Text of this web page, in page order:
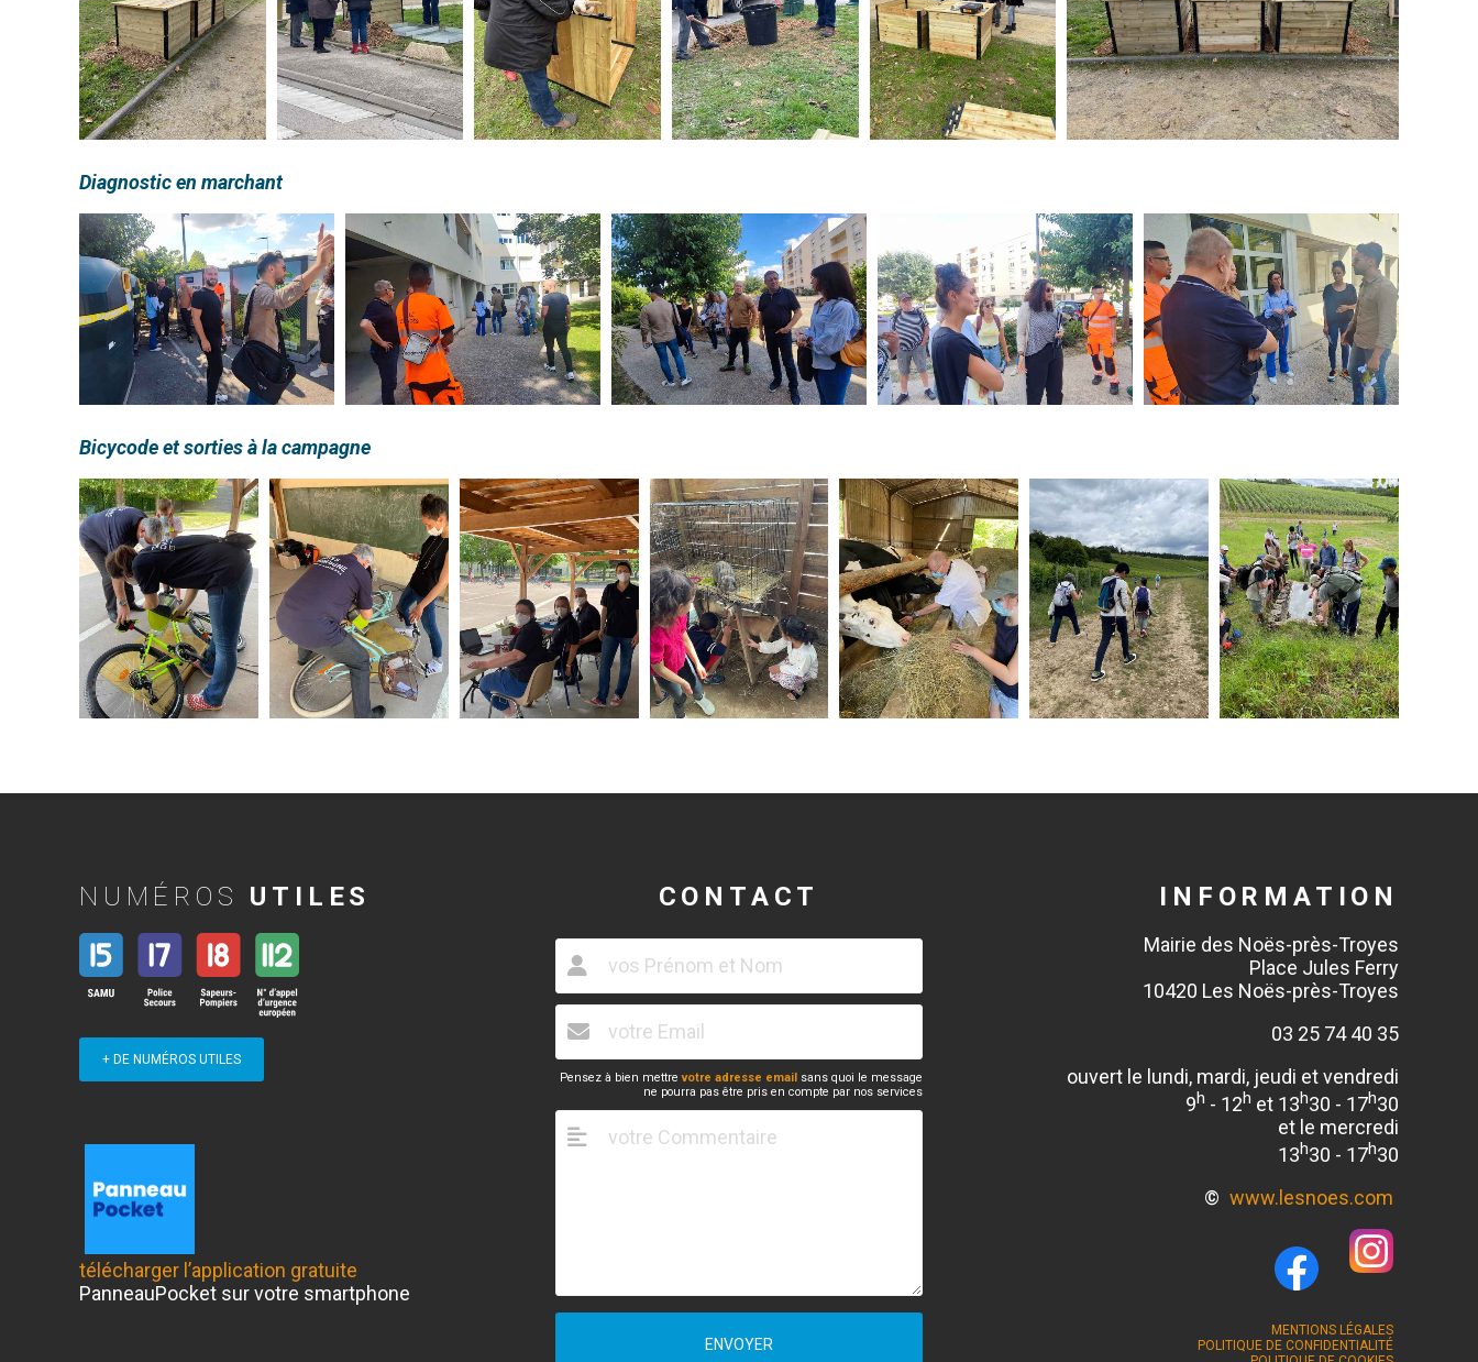
Diagnostic en marchant
Bicycode et sorties à la campagne
NUMÉROS UTILES
+ DE NUMÉROS UTILES
télécharger l’application gratuite
PanneauPocket sur votre smartphone
CONTACT
Pensez à bien mettrevotre adresse email sans quoi le message
ne pourra pas être pris en compte par nos services
ENVOYER
INFORMATION
Mairie des Noës-près-Troyes
Place Jules Ferry
10420 Les Noës-près-Troyes
03 25 74 40 35
ouvert le lundi, mardi, jeudi et vendredi
9h - 12h et 13h30 - 17h30
et le mercredi
13h30 - 17h30
© www.lesnoes.com
MENTIONS LÉGALES
POLITIQUE DE CONFIDENTIALITÉ